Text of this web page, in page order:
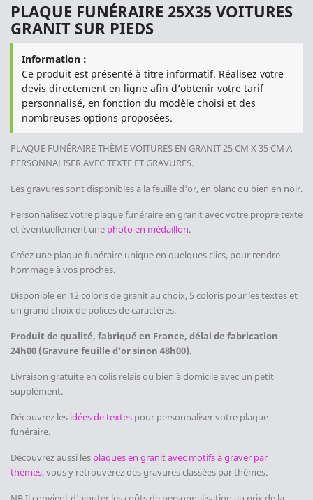
PLAQUE FUNÉRAIRE 25X35 VOITURES
GRANIT SUR PIEDS
Information :
Ce produit est présenté à titre informatif. Réalisez votre
devis directement en ligne afin d’obtenir votre tarif
personnalisé, en fonction du modèle choisi et des
nombreuses options proposées.
PLAQUE FUNÉRAIRE THÈME VOITURES EN GRANIT 25 CM X 35 CM A
PERSONNALISER AVEC TEXTE ET GRAVURES.
Les gravures sont disponibles à la feuille d'or, en blanc ou bien en noir.
Personnalisez votre plaque funéraire en granit avec votre propre texte
et éventuellement une photo en médaillon.
Créez une plaque funéraire unique en quelques clics, pour rendre
hommage à vos proches.
Disponible en 12 coloris de granit au choix, 5 coloris pour les textes et
un grand choix de polices de caractères.
Produit de qualité, fabriqué en France, délai de fabrication
24h00 (Gravure feuille d'or sinon 48h00).
Livraison gratuite en colis relais ou bien à domicile avec un petit
supplément.
Découvrez les idées de textes pour personnaliser votre plaque
funéraire.
Découvrez aussi les plaques en granit avec motifs à graver par
thèmes, vous y retrouverez des gravures classées par thèmes.